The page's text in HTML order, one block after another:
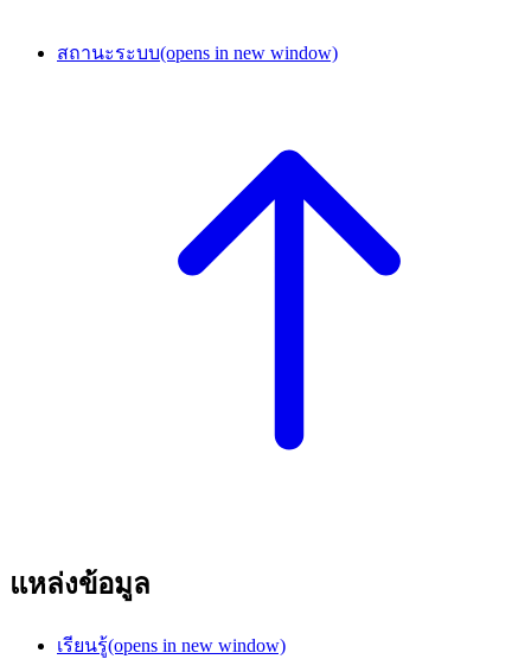
สถานะระบบ(opens in new window)
แหล่งข้อมูล
เรียนรู้(opens in new window)